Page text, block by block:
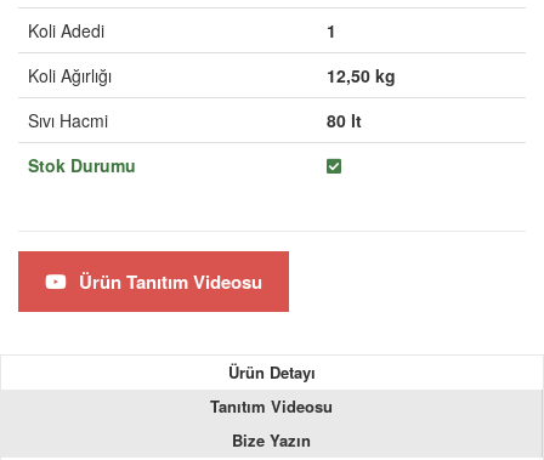
Koli Adedi
1
Koli Ağırlığı
12,50 kg
Sıvı Hacmi
80 lt
Stok Durumu
Ürün Tanıtım Videosu
Ürün Detayı
Tanıtım Videosu
Bize Yazın